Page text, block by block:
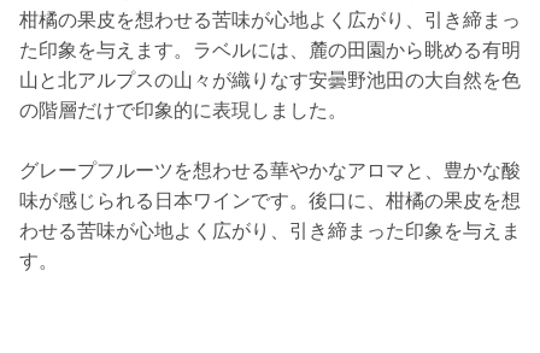
柑橘の果皮を想わせる苦味が心地よく広がり、引き締まっ
た印象を与えます。ラベルには、麓の田園から眺める有明
山と北アルプスの山々が織りなす安曇野池田の大自然を色
の階層だけで印象的に表現しました。
グレープフルーツを想わせる華やかなアロマと、豊かな酸
味が感じられる日本ワインです。後口に、柑橘の果皮を想
わせる苦味が心地よく広がり、引き締まった印象を与えま
す。